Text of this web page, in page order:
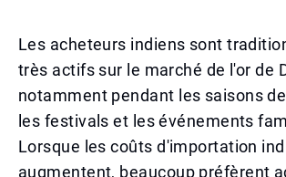
Les acheteurs indiens sont
très actifs sur le marché de l'or de
notamment pendant les saisons
les festivals et les événements
Lorsque les coûts d'importation
augmentent, beaucoup préfèrent